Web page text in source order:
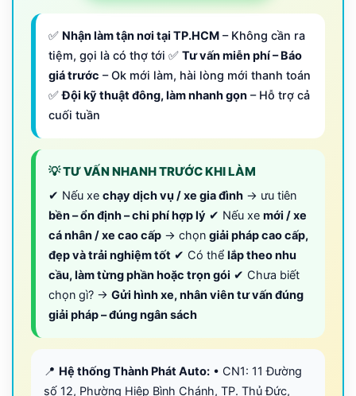
✅ Nhận làm tận nơi tại TP.HCM – Không cần ra
tiệm, gọi là có thợ tới ✅ Tư vấn miễn phí – Báo
giá trước – Ok mới làm, hài lòng mới thanh toán
✅Đội kỹ thuật đông, làm nhanh gọn – Hỗ trợ cả
cuối tuần
💡 TƯ VẤN NHANH TRƯỚC KHI LÀM
✔ Nếu xe chạy dịch vụ / xe gia đình → ưu tiên
bền – ổn định – chi phí hợp lý ✔ Nếu xe mới / xe
cá nhân / xe cao cấp → chọn giải pháp cao cấp,
đẹp và trải nghiệm tốt ✔ Có thể lắp theo nhu
cầu, làm từng phần hoặc trọn gói ✔ Chưa biết
chọn gì? → Gửi hình xe, nhân viên tư vấn đúng
giải pháp – đúng ngân sách
📍 Hệ thống Thành Phát Auto: • CN1: 11 Đường
số 12, Phường Hiệp Bình Chánh, TP. Thủ Đức,